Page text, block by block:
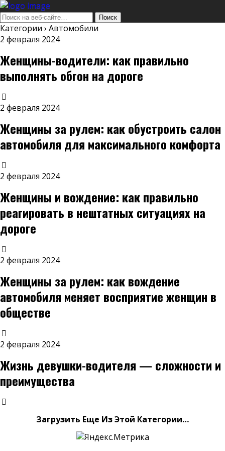
Категории › Автомобили
2 февраля 2024
Женщины-водители: как правильно
выполнять обгон на дороге
2 февраля 2024
Женщины за рулем: как обустроить салон
автомобиля для максимального комфорта
2 февраля 2024
Женщины и вождение: как правильно
реагировать в нештатных ситуациях на
дороге
2 февраля 2024
Женщины за рулем: как вождение
автомобиля меняет восприятие женщин в
обществе
2 февраля 2024
Жизнь девушки-водителя — сложности и
преимущества
Загрузить Еще Из Этой Категории…